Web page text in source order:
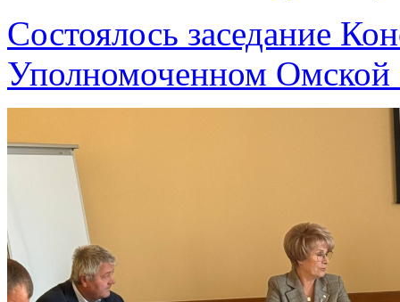
Состоялось заседание
Уполномоченном Омской